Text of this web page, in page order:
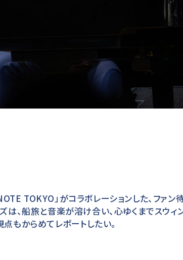
TOKYO」がコラボレーションした、ファ
、船旅と音楽が溶け合い、心ゆくまでスウィ
もからめてレポートしたい。